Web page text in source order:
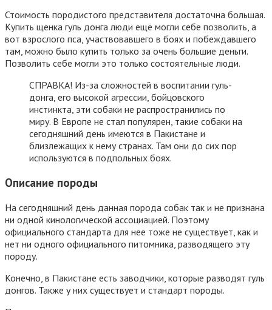
Стоимость породистого представителя достаточна большая.
Купить щенка гуль донга люди ещё могли себе позволить, а
вот взрослого пса, участвовавшего в боях и побеждавшего
там, можно было купить только за очень большие деньги.
Позволить себе могли это только состоятельные люди.
СПРАВКА! Из-за сложностей в воспитании гуль-
донга, его высокой агрессии, бойцовского
инстинкта, эти собаки не распространились по
миру. В Европе не стал популярен, такие собаки на
сегодняшний день имеются в Пакистане и
близлежащих к нему странах. Там они до сих пор
используются в подпольных боях.
Описание породы
На сегодняшний день данная порода собак так и не признана
ни одной кинологической ассоциацией. Поэтому
официального стандарта для нее тоже не существует, как и
нет ни одного официального питомника, разводящего эту
породу.
Конечно, в Пакистане есть заводчики, которые разводят гуль
донгов. Также у них существует и стандарт породы.